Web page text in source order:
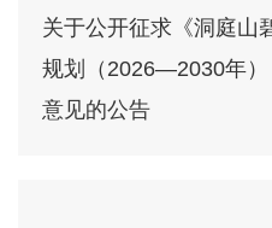
关于公开征求《洞庭山
规划（2026—2030年）
意见的公告